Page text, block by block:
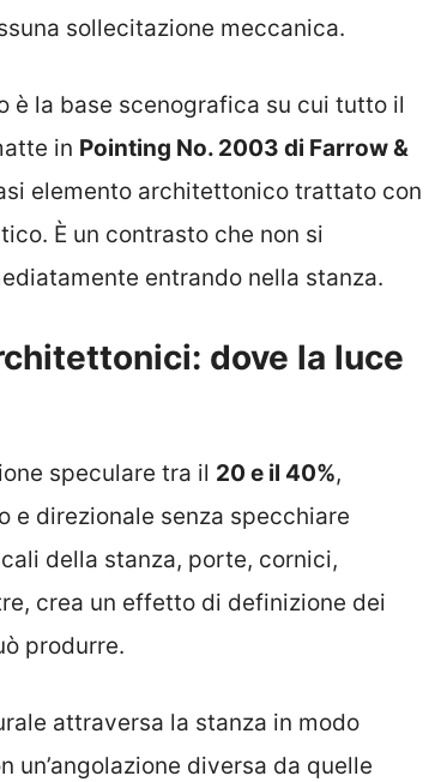
sollecitazione meccanica.
è la base scenografica su cui tutto il
in Pointing No. 2003 di Farrow &
elemento architettonico trattato con
È un contrasto che non si
entrando nella stanza.
dove la luce
speculare tra il 20 e il 40%,
e direzionale senza specchiare
della stanza, porte, cornici,
crea un effetto di definizione dei
produrre.
attraversa la stanza in modo
diversa da quelle